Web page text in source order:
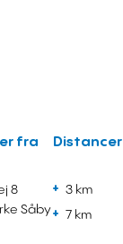
fra
8
Såby
Distancer
3 km
7 km